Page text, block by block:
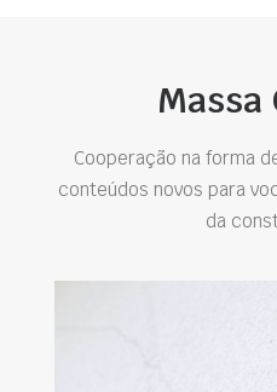
Massa
Cooperação na forma
conteúdos novos para
da